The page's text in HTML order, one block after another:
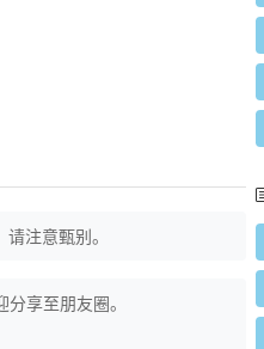
注意甄别。
享至朋友圈。